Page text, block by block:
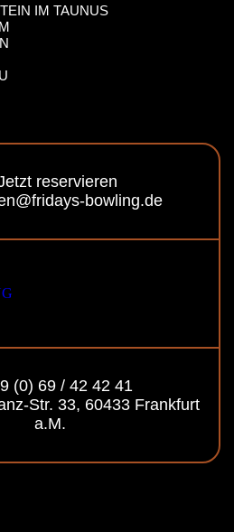
IM TAUNUS
reservieren
bowling.de
(0) 69 / 42 42 41
Str. 33, 60433 Frankfurt
a.M.